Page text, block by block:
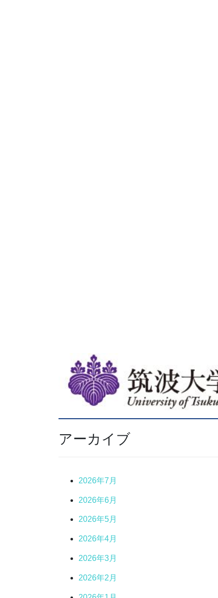
アーカイブ
2026年7月
2026年6月
2026年5月
2026年4月
2026年3月
2026年2月